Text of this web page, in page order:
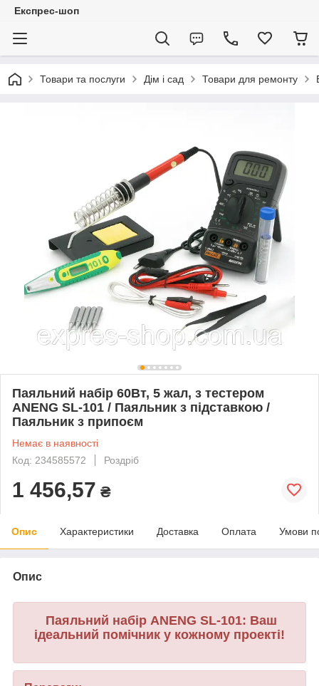
Експрес-шоп
Товари та послуги Дім і сад Товари для ремонту
Паяльний набір 60Вт, 5 жал, з тестером
ANENG SL-101 / Паяльник з підставкою /
Паяльник з припоєм
Немає в наявності
Код: 234585572
Роздріб
1 456,57 ₴
Опис Характеристики Доставка Оплата Умови
Опис
Паяльний набір ANENG SL-101: Ваш
ідеальний помічник у кожному проекті!